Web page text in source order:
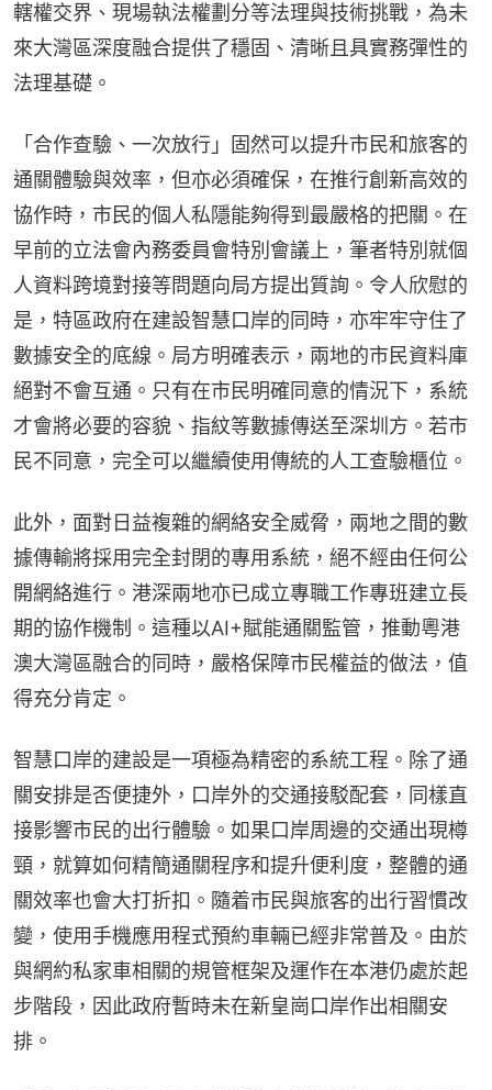
轄權交界、現場執法權劃分等法理與技術挑戰，為未
來大灣區深度融合提供了穩固、清晰且具實務彈性的
法理基礎。
「合作查驗、一次放行」固然可以提升市民和旅客的
通關體驗與效率，但亦必須確保，在推行創新高效的
協作時，市民的個人私隱能夠得到最嚴格的把關。在
早前的立法會內務委員會特別會議上，筆者特別就個
人資料跨境對接等問題向局方提出質詢。令人欣慰的
是，特區政府在建設智慧口岸的同時，亦牢牢守住了
數據安全的底線。局方明確表示，兩地的市民資料庫
絕對不會互通。只有在市民明確同意的情況下，系統
才會將必要的容貌、指紋等數據傳送至深圳方。若市
民不同意，完全可以繼續使用傳統的人工查驗櫃位。
此外，面對日益複雜的網絡安全威脅，兩地之間的數
據傳輸將採用完全封閉的專用系統，絕不經由任何公
開網絡進行。港深兩地亦已成立專職工作專班建立長
期的協作機制。這種以AI+賦能通關監管，推動粵港
澳大灣區融合的同時，嚴格保障市民權益的做法，值
得充分肯定。
智慧口岸的建設是一項極為精密的系統工程。除了通
關安排是否便捷外，口岸外的交通接駁配套，同樣直
接影響市民的出行體驗。如果口岸周邊的交通出現樽
頸，就算如何精簡通關程序和提升便利度，整體的通
關效率也會大打折扣。隨着市民與旅客的出行習慣改
變，使用手機應用程式預約車輛已經非常普及。由於
與網約私家車相關的規管框架及運作在本港仍處於起
步階段，因此政府暫時未在新皇崗口岸作出相關安
排。